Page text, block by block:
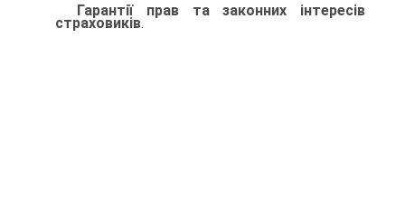
Гарантії прав та законних інтересів
страховиків.